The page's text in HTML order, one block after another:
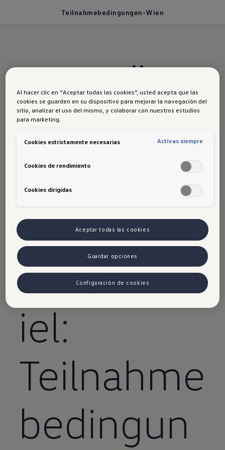
Teilnahmebedingungen-Wien
VW x ÖFB
|
#mitVWz
urEM
Gewinnsp
iel:
Teilnahme
bedingun
Al hacer clic en “Aceptar todas las cookies”, usted acepta que las
cookies se guarden en su dispositivo para mejorar la navegación del
sitio, analizar el uso del mismo, y colaborar con nuestros estudios
para marketing.
Cookies estrictamente necesarias Activas siempre
Cookies de rendimiento
Cookies dirigidas
Aceptar todas las cookies
Guardar opciones
Configuración de cookies